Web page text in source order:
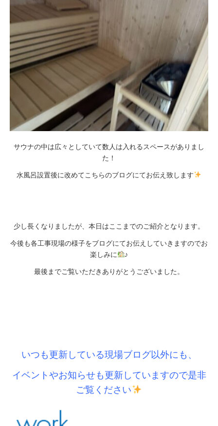
サウナの中は広々としていて数人は入れるスペースがありまし
た！
水風呂設置後に改めてこちらのブログにてお伝え致します
少し長くなりましたが、本日はここまでのご紹介となります。
今後も各工事現場の様子をブログにてお伝えしていきますのでお
楽しみに
♪
最後までご覧いただきありがとうございました。
いつも更新している現場ブログ以外にも、
イベントやお知らせも更新していますので是非
ご覧ください